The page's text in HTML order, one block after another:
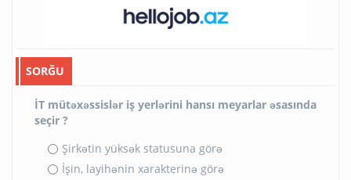
SORĞU
İT mütəxəssislər iş yerlərini hansı meyarlar əsasında
seçir ?
Şirkətin yüksək statusuna görə
İşin, layihənin xarakterinə görə